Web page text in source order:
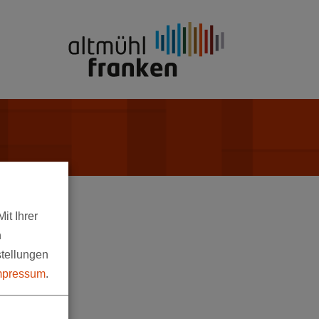
Ihrer
.